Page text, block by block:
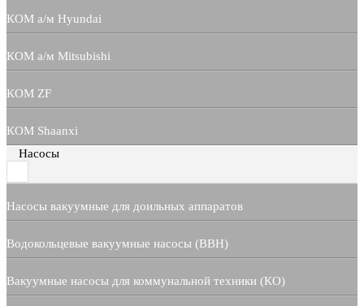
КОМ а/м Hyundai
КОМ а/м Mitsubishi
КОМ ZF
КОМ Shaanxi
Насосы
Насосы вакуумные для доильных аппаратов
Водокольцевые вакуумные насосы (ВВН)
Вакуумные насосы для коммунальной техники (КО)